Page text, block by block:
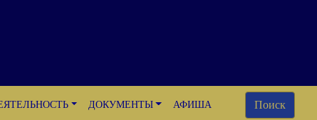
ДОКУМЕНТЫ АФИША Поиск